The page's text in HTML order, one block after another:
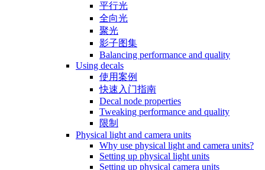
平行光
全向光
聚光
影子图集
Balancing performance and quality
Using decals
使用案例
快速入门指南
Decal node properties
Tweaking performance and quality
限制
Physical light and camera units
Why use physical light and camera units?
Setting up physical light units
Setting up physical camera units